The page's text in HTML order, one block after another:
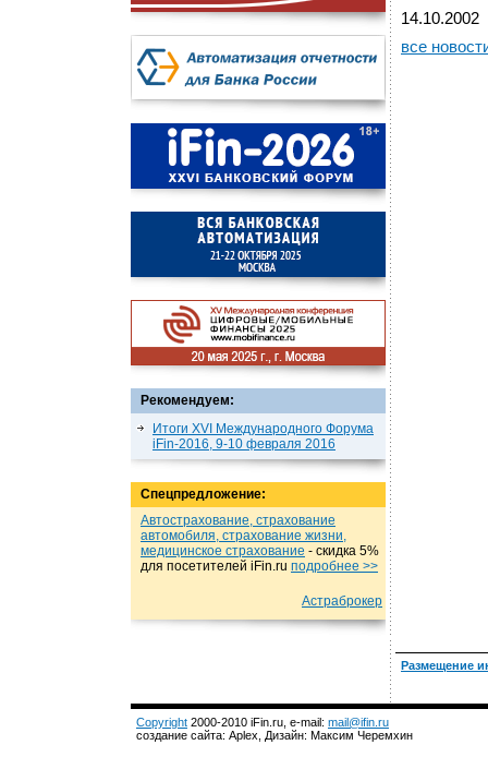
Рекомендуем:
Итоги XVI Международного Форума
iFin-2016, 9-10 февраля 2016
Спецпредложение:
Автострахование, страхование
автомобиля, страхование жизни,
медицинское страхование - cкидка 5%
для посетителей iFin.ru подробнеe >>
Астраброкер
14.10.2002
все
Размещение
Copyright 2000-2010 iFin.ru, e-mail: mail@ifin.ru
создание сайта: Aplex, Дизайн: Максим Черемхин